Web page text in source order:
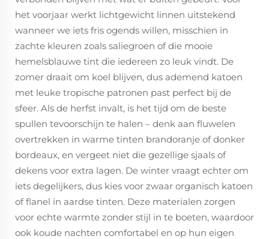
het voorjaar werkt lichtgewicht linnen uitstekend
wanneer we iets fris ogends willen, misschien in
zachte kleuren zoals saliegroen of die mooie
hemelsblauwe tint die iedereen zo leuk vindt. De
zomer draait om koel blijven, dus ademend katoen
met leuke tropische patronen past perfect bij de
sfeer. Als de herfst invalt, is het tijd om de beste
spullen tevoorschijn te halen – denk aan fluwelen
overtrekken in warme tinten brandoranje of donker
bordeaux, en vergeet niet die gezellige sjaals of
dekens voor extra lagen. De winter vraagt echter om
iets degelijkers, dus kies voor zwaar organisch katoen
of flanel in aardse tinten. Deze materialen zorgen
voor echte warmte zonder stijl in te boeten, waardoor
ook koude nachten comfortabel en op hun eigen